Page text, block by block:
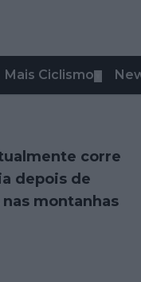
Mais Ciclismo
corre
depois de
montanhas